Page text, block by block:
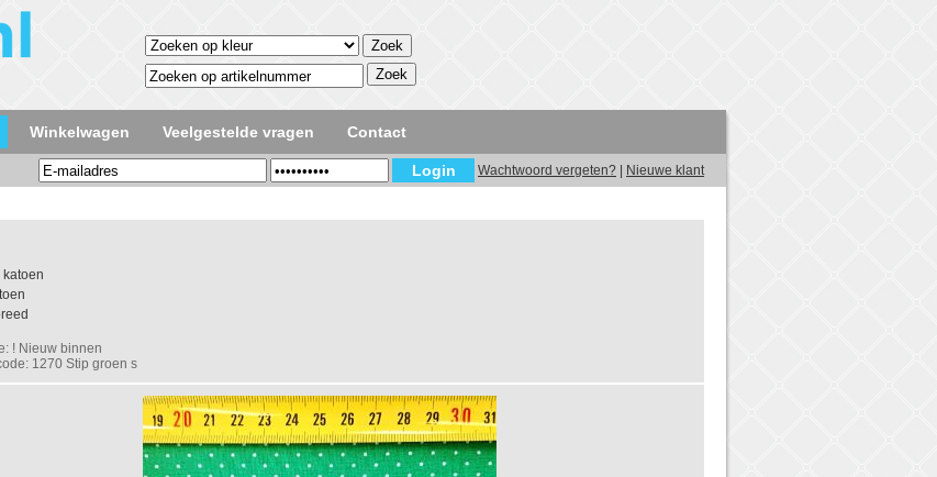
Winkelwagen Veelgestelde vragen Contact
Wachtwoord vergeten? Nieuwe klant
katoen
! Nieuw binnen
1270 Stip groen s